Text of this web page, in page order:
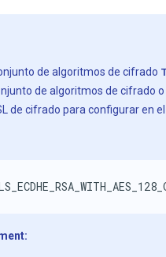
de algoritmos de cifrado
de algoritmos de cifrado
de cifrado para configurar en